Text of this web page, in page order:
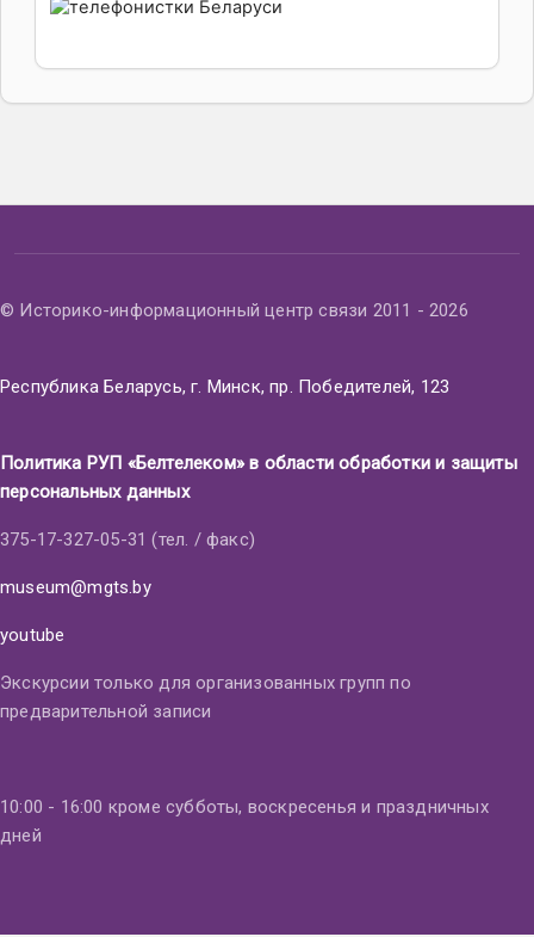
© Историко-информационный центр связи 2011 - 2026
Республика Беларусь, г. Минск, пр. Победителей, 123
Политика РУП «Белтелеком» в области обработки и защиты
персональных данных
375-17-327-05-31 (тел. / факс)
museum@mgts.by
youtube
Экскурсии только для организованных групп по
предварительной записи
10:00 - 16:00 кроме субботы, воскресенья и праздничных
дней